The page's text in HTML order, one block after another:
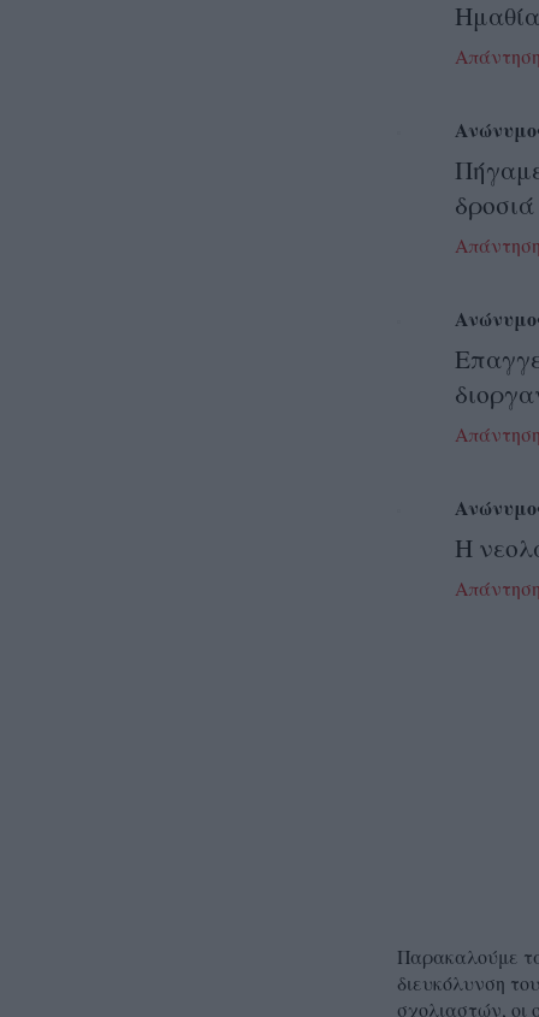
Η
Παρακαλούμε
διευκόλυνση
σχολιαστών, οι